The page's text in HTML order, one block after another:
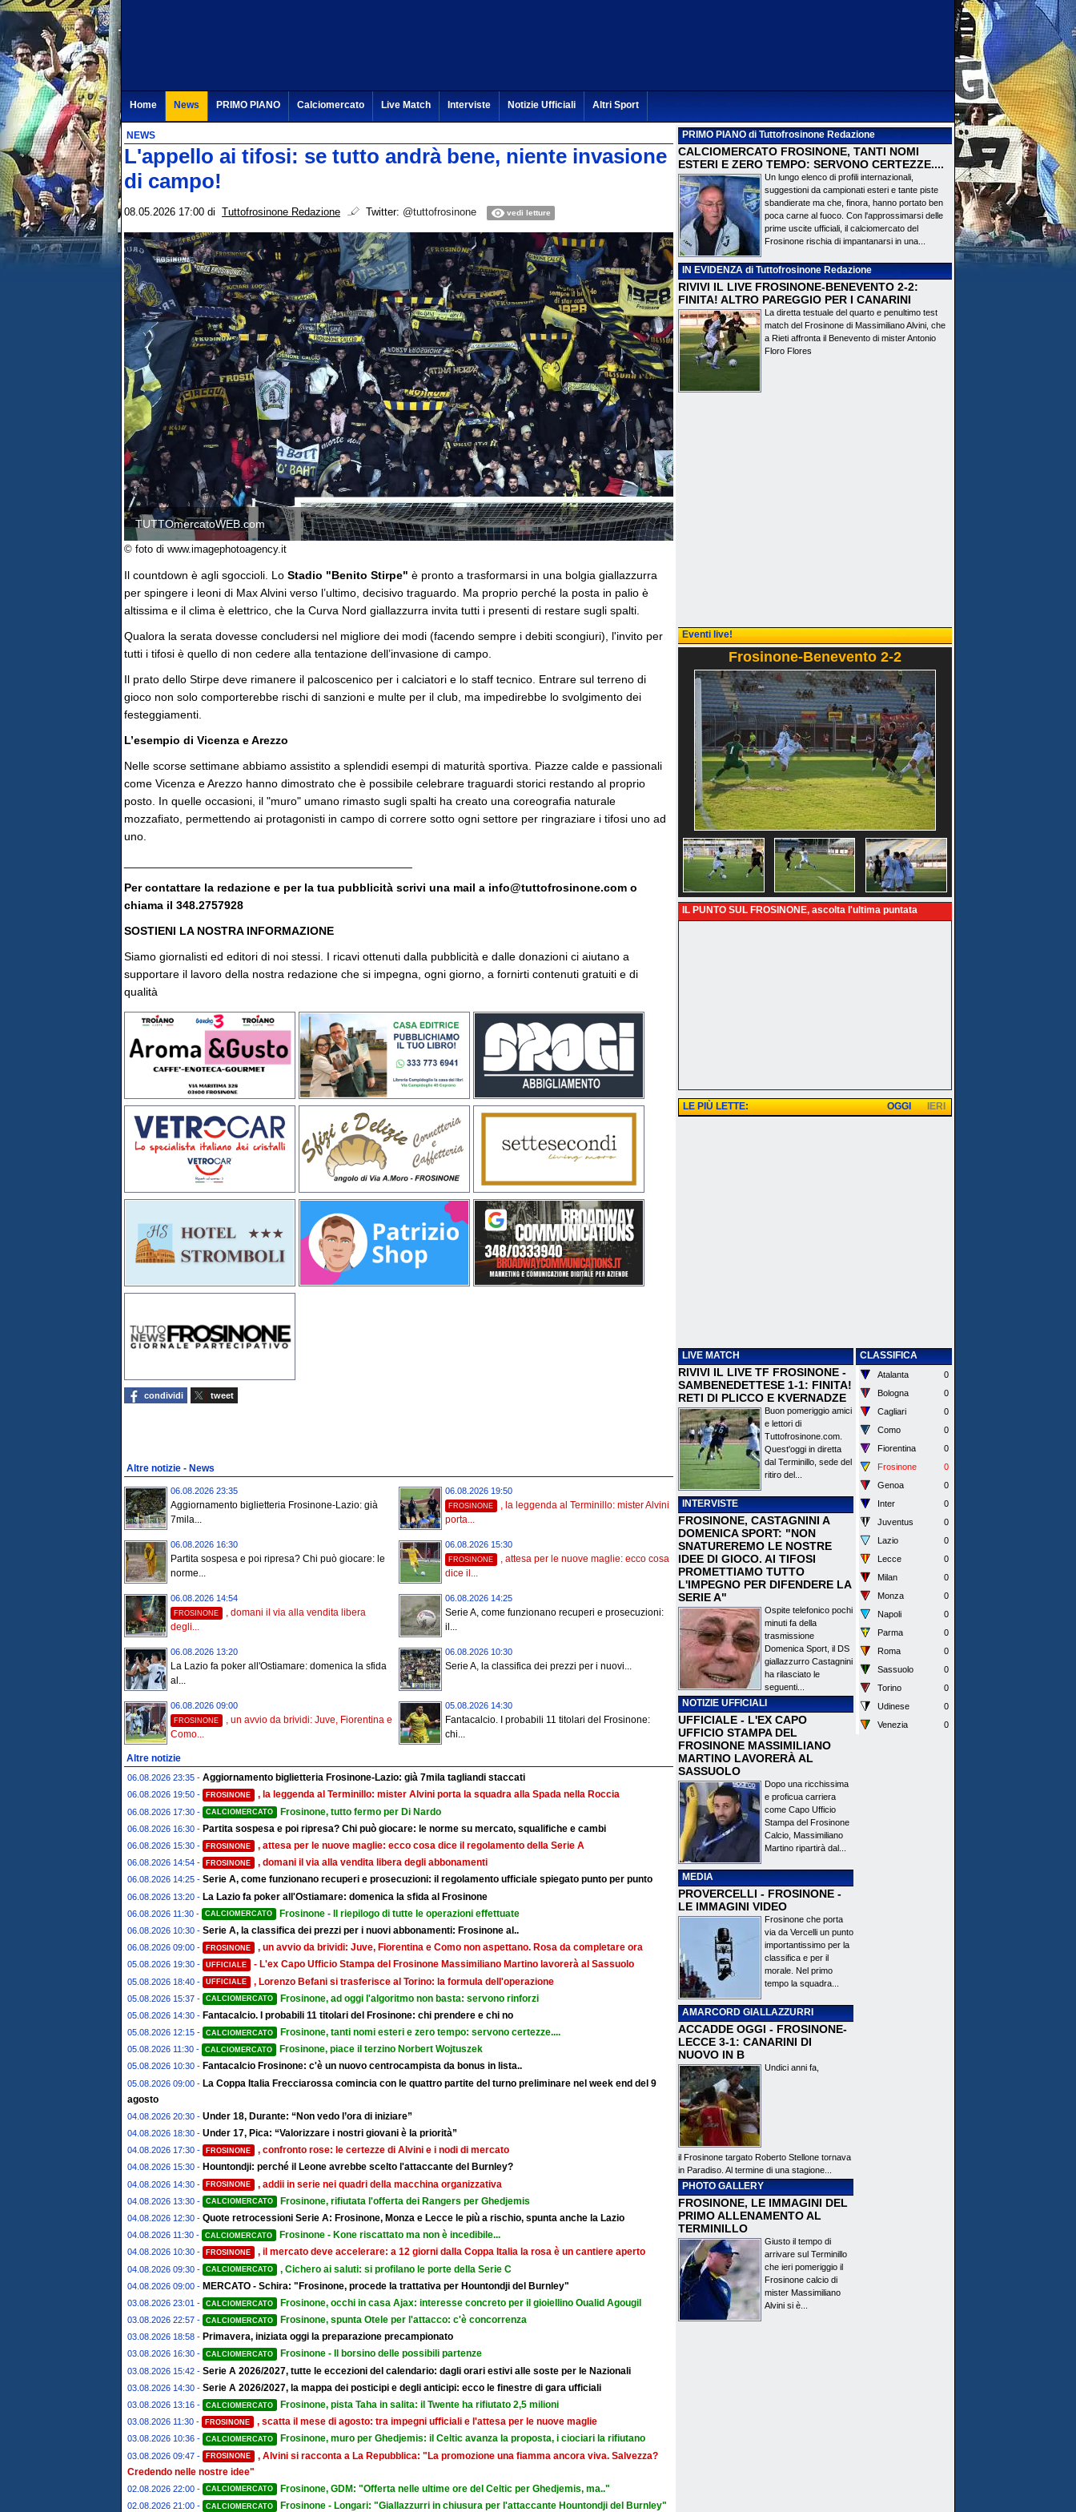
Home News PRIMO PIANO Calciomercato Live Match Interviste Notizie Ufficiali Altri Sport
NEWS
L'appello ai tifosi: se tutto andrà bene, niente invasione
di campo!
08.05.2026 17:00 di Tuttofrosinone Redazione Twitter: @tuttofrosinone vedi letture
TUTTOmercatoWEB.com
© foto di www.imagephotoagency.it
Il countdown è agli sgoccioli. Lo Stadio "Benito Stirpe" è pronto a trasformarsi in una bolgia giallazzurra
per spingere i leoni di Max Alvini verso l’ultimo, decisivo traguardo. Ma proprio perché la posta in palio è
altissima e il clima è elettrico, che la Curva Nord giallazzurra invita tutti i presenti di restare sugli spalti.
Qualora la serata dovesse concludersi nel migliore dei modi (facendo sempre i debiti scongiuri), l'invito per
tutti i tifosi è quello di non cedere alla tentazione dell’invasione di campo.
Il prato dello Stirpe deve rimanere il palcoscenico per i calciatori e lo staff tecnico. Entrare sul terreno di
gioco non solo comporterebbe rischi di sanzioni e multe per il club, ma impedirebbe lo svolgimento dei
festeggiamenti.
L’esempio di Vicenza e Arezzo
Nelle scorse settimane abbiamo assistito a splendidi esempi di maturità sportiva. Piazze calde e passionali
come Vicenza e Arezzo hanno dimostrato che è possibile celebrare traguardi storici restando al proprio
posto. In quelle occasioni, il "muro" umano rimasto sugli spalti ha creato una coreografia naturale
mozzafiato, permettendo ai protagonisti in campo di correre sotto ogni settore per ringraziare i tifosi uno ad
uno.
Per contattare la redazione e per la tua pubblicità scrivi una mail a info@tuttofrosinone.com o
chiama il 348.2757928
SOSTIENI LA NOSTRA INFORMAZIONE
Siamo giornalisti ed editori di noi stessi. I ricavi ottenuti dalla pubblicità e dalle donazioni ci aiutano a
supportare il lavoro della nostra redazione che si impegna, ogni giorno, a fornirti contenuti gratuiti e di
qualità
condividi tweet
Altre notizie - News
06.08.2026 23:35
Aggiornamento biglietteria Frosinone-Lazio: già
7mila...
06.08.2026 19:50
FROSINONE
, la leggenda al Terminillo: mister Alvini
porta...
06.08.2026 16:30
Partita sospesa e poi ripresa? Chi può giocare: le
norme...
06.08.2026 15:30
FROSINONE
, attesa per le nuove maglie: ecco cosa
dice il...
06.08.2026 14:54
FROSINONE
, domani il via alla vendita libera
degli...
06.08.2026 14:25
Serie A, come funzionano recuperi e prosecuzioni:
il...
06.08.2026 13:20
La Lazio fa poker all'Ostiamare: domenica la sfida
al...
06.08.2026 10:30
Serie A, la classifica dei prezzi per i nuovi...
06.08.2026 09:00
FROSINONE
, un avvio da brividi: Juve, Fiorentina e
Como...
05.08.2026 14:30
Fantacalcio. I probabili 11 titolari del Frosinone:
chi...
Altre notizie
06.08.2026 23:35 - Aggiornamento biglietteria Frosinone-Lazio: già 7mila tagliandi staccati
06.08.2026 19:50 - FROSINONE , la leggenda al Terminillo: mister Alvini porta la squadra alla Spada nella Roccia
06.08.2026 17:30 - CALCIOMERCATO Frosinone, tutto fermo per Di Nardo
06.08.2026 16:30 - Partita sospesa e poi ripresa? Chi può giocare: le norme su mercato, squalifiche e cambi
06.08.2026 15:30 - FROSINONE , attesa per le nuove maglie: ecco cosa dice il regolamento della Serie A
06.08.2026 14:54 - FROSINONE , domani il via alla vendita libera degli abbonamenti
06.08.2026 14:25 - Serie A, come funzionano recuperi e prosecuzioni: il regolamento ufficiale spiegato punto per punto
06.08.2026 13:20 - La Lazio fa poker all'Ostiamare: domenica la sfida al Frosinone
06.08.2026 11:30 - CALCIOMERCATO Frosinone - Il riepilogo di tutte le operazioni effettuate
06.08.2026 10:30 - Serie A, la classifica dei prezzi per i nuovi abbonamenti: Frosinone al..
06.08.2026 09:00 - FROSINONE , un avvio da brividi: Juve, Fiorentina e Como non aspettano. Rosa da completare ora
05.08.2026 19:30 - UFFICIALE - L'ex Capo Ufficio Stampa del Frosinone Massimiliano Martino lavorerà al Sassuolo
05.08.2026 18:40 - UFFICIALE , Lorenzo Befani si trasferisce al Torino: la formula dell'operazione
05.08.2026 15:37 - CALCIOMERCATO Frosinone, ad oggi l'algoritmo non basta: servono rinforzi
05.08.2026 14:30 - Fantacalcio. I probabili 11 titolari del Frosinone: chi prendere e chi no
05.08.2026 12:15 - CALCIOMERCATO Frosinone, tanti nomi esteri e zero tempo: servono certezze....
05.08.2026 11:30 - CALCIOMERCATO Frosinone, piace il terzino Norbert Wojtuszek
05.08.2026 10:30 - Fantacalcio Frosinone: c'è un nuovo centrocampista da bonus in lista..
05.08.2026 09:00 - La Coppa Italia Frecciarossa comincia con le quattro partite del turno preliminare nel week end del 9
agosto
04.08.2026 20:30 - Under 18, Durante: “Non vedo l’ora di iniziare”
04.08.2026 18:30 - Under 17, Pica: “Valorizzare i nostri giovani è la priorità”
04.08.2026 17:30 - FROSINONE , confronto rose: le certezze di Alvini e i nodi di mercato
04.08.2026 15:30 - Hountondji: perché il Leone avrebbe scelto l'attaccante del Burnley?
04.08.2026 14:30 - FROSINONE , addii in serie nei quadri della macchina organizzativa
04.08.2026 13:30 - CALCIOMERCATO Frosinone, rifiutata l'offerta dei Rangers per Ghedjemis
04.08.2026 12:30 - Quote retrocessioni Serie A: Frosinone, Monza e Lecce le più a rischio, spunta anche la Lazio
04.08.2026 11:30 - CALCIOMERCATO Frosinone - Kone riscattato ma non è incedibile...
04.08.2026 10:30 - FROSINONE , il mercato deve accelerare: a 12 giorni dalla Coppa Italia la rosa è un cantiere aperto
04.08.2026 09:30 - CALCIOMERCATO , Cichero ai saluti: si profilano le porte della Serie C
04.08.2026 09:00 - MERCATO - Schira: "Frosinone, procede la trattativa per Hountondji del Burnley"
03.08.2026 23:01 - CALCIOMERCATO Frosinone, occhi in casa Ajax: interesse concreto per il gioiellino Oualid Agougil
03.08.2026 22:57 - CALCIOMERCATO Frosinone, spunta Otele per l'attacco: c'è concorrenza
03.08.2026 18:58 - Primavera, iniziata oggi la preparazione precampionato
03.08.2026 16:30 - CALCIOMERCATO Frosinone - Il borsino delle possibili partenze
03.08.2026 15:42 - Serie A 2026/2027, tutte le eccezioni del calendario: dagli orari estivi alle soste per le Nazionali
03.08.2026 14:30 - Serie A 2026/2027, la mappa dei posticipi e degli anticipi: ecco le finestre di gara ufficiali
03.08.2026 13:16 - CALCIOMERCATO Frosinone, pista Taha in salita: il Twente ha rifiutato 2,5 milioni
03.08.2026 11:30 - FROSINONE , scatta il mese di agosto: tra impegni ufficiali e l'attesa per le nuove maglie
03.08.2026 10:36 - CALCIOMERCATO Frosinone, muro per Ghedjemis: il Celtic avanza la proposta, i ciociari la rifiutano
03.08.2026 09:47 - FROSINONE
, Alvini si racconta a La Repubblica: "La promozione una fiamma ancora viva. Salvezza?
Credendo nelle nostre idee"
02.08.2026 22:00 - CALCIOMERCATO Frosinone, GDM: "Offerta nelle ultime ore del Celtic per Ghedjemis, ma.."
02.08.2026 21:00 - CALCIOMERCATO Frosinone - Longari: "Giallazzurri in chiusura per l'attaccante Hountondji del Burnley"
PRIMO PIANOdi Tuttofrosinone Redazione
CALCIOMERCATO FROSINONE, TANTI NOMI
ESTERI E ZERO TEMPO: SERVONO CERTEZZE....
Un lungo elenco di profili internazionali,
suggestioni da campionati esteri e tante piste
sbandierate ma che, finora, hanno portato ben
poca carne al fuoco. Con l'approssimarsi delle
prime uscite ufficiali, il calciomercato del
Frosinone rischia di impantanarsi in una...
IN EVIDENZAdi Tuttofrosinone Redazione
RIVIVI IL LIVE FROSINONE-BENEVENTO 2-2:
FINITA! ALTRO PAREGGIO PER I CANARINI
La diretta testuale del quarto e penultimo test
match del Frosinone di Massimiliano Alvini, che
a Rieti affronta il Benevento di mister Antonio
Floro Flores
Eventi live!
Frosinone-Benevento 2-2
IL PUNTO SUL FROSINONE, ascolta l'ultima puntata
LE PIÙ LETTE: IERI
OGGI
LIVE MATCH
RIVIVI IL LIVE TF FROSINONE -
SAMBENEDETTESE 1-1: FINITA!
RETI DI PLICCO E KVERNADZE
Buon pomeriggio amici
e lettori di
Tuttofrosinone.com.
Quest'oggi in diretta
dal Terminillo, sede del
ritiro del...
INTERVISTE
FROSINONE, CASTAGNINI A
DOMENICA SPORT: "NON
SNATUREREMO LE NOSTRE
IDEE DI GIOCO. AI TIFOSI
PROMETTIAMO TUTTO
L'IMPEGNO PER DIFENDERE LA
SERIE A"
Ospite telefonico pochi
minuti fa della
trasmissione
Domenica Sport, il DS
giallazzurro Castagnini
ha rilasciato le
seguenti...
NOTIZIE UFFICIALI
UFFICIALE - L'EX CAPO
UFFICIO STAMPA DEL
FROSINONE MASSIMILIANO
MARTINO LAVORERÀ AL
SASSUOLO
Dopo una ricchissima
e proficua carriera
come Capo Ufficio
Stampa del Frosinone
Calcio, Massimiliano
Martino ripartirà dal...
MEDIA
PROVERCELLI - FROSINONE -
LE IMMAGINI VIDEO
Frosinone che porta
via da Vercelli un punto
importantissimo per la
classifica e per il
morale. Nel primo
tempo la squadra...
AMARCORD GIALLAZZURRI
ACCADDE OGGI - FROSINONE-
LECCE 3-1: CANARINI DI
NUOVO IN B
Undici anni fa,
il Frosinone targato Roberto Stellone tornava
in Paradiso. Al termine di una stagione...
PHOTO GALLERY
FROSINONE, LE IMMAGINI DEL
PRIMO ALLENAMENTO AL
TERMINILLO
Giusto il tempo di
arrivare sul Terminillo
che ieri pomeriggio il
Frosinone calcio di
mister Massimiliano
Alvini si è...
CLASSIFICA
Atalanta
0
Bologna
0
Cagliari
0
Como
0
Fiorentina
0
Frosinone
0
Genoa
0
Inter
0
Juventus
0
Lazio
0
Lecce
0
Milan
0
Monza
0
Napoli
0
Parma
0
Roma
0
Sassuolo
0
Torino
0
Udinese
0
Venezia
0